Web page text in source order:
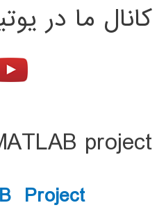
کانال ما در
project
Project